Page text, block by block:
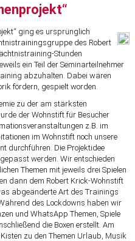
ging es ursprünglich
des Robert
Stunden
ein Teil der Seminarteilnehmer
abzuhalten. Dabei wären
fördern, gespielt worden.
zu der am stärksten
der Wohnstift für Besucher
z.B. im
im Wohnstift noch unsere
durchführen. Die Projektidee
werden. Wir entschieden
Themen mit jeweils drei Spielen
dann dem Robert Krick-Wohnstift
abgeänderte Art des Trainings
des Lockdowns haben wir
und WhatsApp Themen, Spiele
die Boxen erstellt. Am
zu den Themen Urlaub, Musik